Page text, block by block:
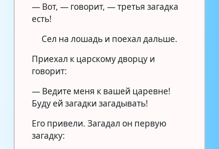
— Вот, — говорит, — третья загадка
есть!
Сел на лошадь и поехал дальше.
Приехал к царскому дворцу и
говорит:
— Ведите меня к вашей царевне!
Буду ей загадки загадывать!
Его привели. Загадал он первую
загадку: